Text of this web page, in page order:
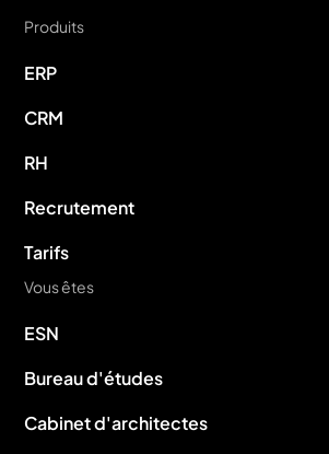
Produits
ERP
CRM
RH
Recrutement
Tarifs
Vous êtes
ESN
Bureau d'études
Cabinet d'architectes